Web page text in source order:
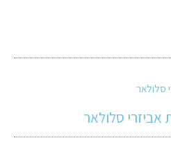
אביזרי סלולאר